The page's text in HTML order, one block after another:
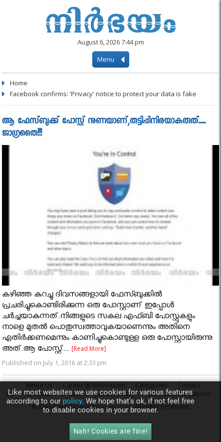
August 6, 2026 7:44 pm
Menu
Home
Facebook confirms: 'Privacy' notice to protect your data is fake
ആ ഫേസ്‌ബുക്ക് പോസ്റ്റ് നുണയാണ്,തട്ടിപ്പിനിരയാകരുത്.....
ജാഗ്രതൈ!!!
കഴിഞ്ഞ കുറച്ചു ദിവസങ്ങളായി ഫേസ്ബുക്കില്‍
പ്രചരിച്ചുകൊണ്ടിരിക്കുന്ന ഒരു പോസ്റ്റാണ് ഇപ്പോൾ
ചർച്ചയാകുന്നത്.നിങ്ങളുടെ സകല എഫ്ബി പോസ്റ്റുകളും
നാളെ മുതല്‍ പൊതുസ്വത്താവുകയാണെന്നും അതിനെ
എതിര്‍ക്കണമെന്നും കാണിച്ചുകൊണ്ടുള്ള ഒരു പോസ്റ്റായിരുന്നു
അത്.ആ പോസ്റ്റ്...[Read More]
Published on July 1, 2016 at 2:33 pm
About Us Career @ Nirbhayam Categories
Contact
Us
Feedback Privacy privacy policy
Terms and Conditions
© Copyright 2016Nirbhayam.com. All rights reserved.
Like most websites we use cookies for various features
according to our policy. We hope that’s ok, if not feel free
to disable cookies in your browser.
Nah! Cookies are fine!